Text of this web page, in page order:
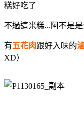
糕好吃了
不過這米糕...阿不是
有五花肉跟好入味的
XD）